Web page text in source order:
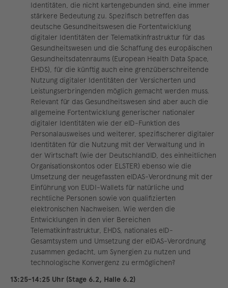
Identitäten, die nicht kartengebunden sind, eine immer
stärkere Bedeutung zu. Spezifisch betreffen das
deutsche Gesundheitswesen die Fortentwicklung
digitaler Identitäten der Telematikinfrastruktur für das
Gesundheitswesen und die Schaffung des europäischen
Gesundheitsdatenraums (European Health Data Space,
EHDS), für die künftig auch eine grenzüberschreitende
Nutzung digitaler Identitäten der Versicherten und
Leistungserbringenden möglich gemacht werden muss.
Relevant für das Gesundheitswesen sind aber auch die
allgemeine Fortentwicklung generischer nationaler
digitaler Identitäten wie der eID-Funktion des
Personalausweises und weiterer, spezifischerer digitaler
Identitäten für die Nutzung mit der Verwaltung und in
der Wirtschaft (wie der DeutschlandID, des einheitlichen
Organisationskontos oder ELSTER) ebenso wie die
Umsetzung der neugefassten eIDAS-Verordnung mit der
Einführung von EUDI-Wallets für natürliche und
rechtliche Personen sowie von qualifizierten
elektronischen Nachweisen. Wie werden die
Entwicklungen in den vier Bereichen
Telematikinfrastruktur, EHDS, nationales eID-
Gesamtsystem und Umsetzung der eIDAS-Verordnung
zusammen gedacht, um Synergien zu nutzen und
technologische Konvergenz zu ermöglichen?
13:25-14:25 Uhr (Stage 6.2, Halle 6.2)